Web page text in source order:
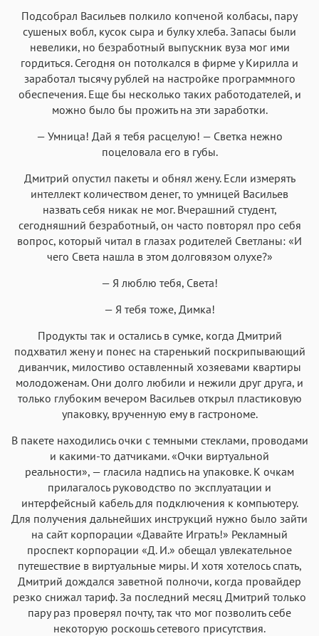
Подсобрал Васильев полкило копченой колбасы, пару
сушеных вобл, кусок сыра и булку хлеба. Запасы были
невелики, но безработный выпускник вуза мог ими
гордиться. Сегодня он потолкался в фирме у Кирилла и
заработал тысячу рублей на настройке программного
обеспечения. Еще бы несколько таких работодателей, и
можно было бы прожить на эти заработки.
— Умница! Дай я тебя расцелую! — Светка нежно
поцеловала его в губы.
Дмитрий опустил пакеты и обнял жену. Если измерять
интеллект количеством денег, то умницей Васильев
назвать себя никак не мог. Вчерашний студент,
сегодняшний безработный, он часто повторял про себя
вопрос, который читал в глазах родителей Светланы: «И
чего Света нашла в этом долговязом олухе?»
— Я люблю тебя, Света!
— Я тебя тоже, Димка!
Продукты так и остались в сумке, когда Дмитрий
подхватил жену и понес на старенький поскрипывающий
диванчик, милостиво оставленный хозяевами квартиры
молодоженам. Они долго любили и нежили друг друга, и
только глубоким вечером Васильев открыл пластиковую
упаковку, врученную ему в гастрономе.
В пакете находились очки с темными стеклами, проводами
и какими-то датчиками. «Очки виртуальной
реальности», — гласила надпись на упаковке. К очкам
прилагалось руководство по эксплуатации и
интерфейсный кабель для подключения к компьютеру.
Для получения дальнейших инструкций нужно было зайти
на сайт корпорации «Давайте Играть!» Рекламный
проспект корпорации «Д. И.» обещал увлекательное
путешествие в виртуальные миры. И хотя хотелось спать,
Дмитрий дождался заветной полночи, когда провайдер
резко снижал тариф. За последний месяц Дмитрий только
пару раз проверял почту, так что мог позволить себе
некоторую роскошь сетевого присутствия.